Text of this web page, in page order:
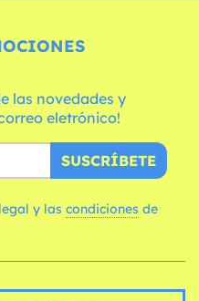
las novedades y
eletrónico!
SUSCRÍBETE
y las condiciones